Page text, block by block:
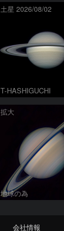
土星 2026/08/02
T-HASHIGUCHI
拡大
地球の為
会社情報